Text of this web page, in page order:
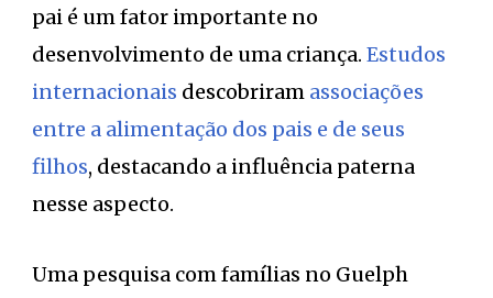
pai é um fator importante no
desenvolvimento de uma criança. Estudos
internacionais descobriram associações
entre a alimentação dos pais e de seus
filhos, destacando a influência paterna
nesse aspecto.
Uma pesquisa com famílias no Guelph